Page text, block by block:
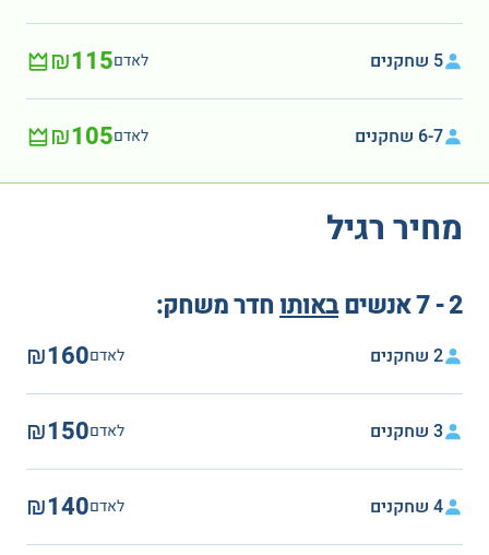
5 שחקנים לאדם₪115
6-7 שחקנים לאדם₪105
מחיר רגיל
2 - 7 אנשים באותו חדר משחק:
2 שחקנים לאדם₪160
3 שחקנים לאדם₪150
4 שחקנים לאדם₪140